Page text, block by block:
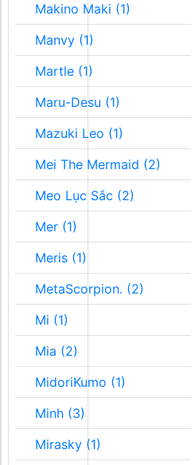
Makino Maki (1)
Manvy (1)
Martle (1)
Maru-Desu (1)
Mazuki Leo (1)
Mei The Mermaid (2)
Meo Lục Sắc (2)
Mer (1)
Meris (1)
MetaScorpion. (2)
Mi (1)
Mia (2)
MidoriKumo (1)
Minh (3)
Mirasky (1)